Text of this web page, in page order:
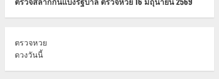
ตรวจหวย
ดวงวันนี้